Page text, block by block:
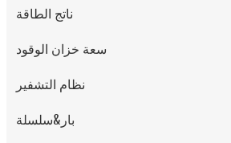
ناتج الطاقة
سعة خزان الوقود
نظام التشفير
بار&سلسلة